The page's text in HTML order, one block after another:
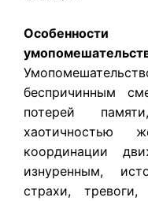
беспричинным
потерей
хаотичностью
координации
изнуренным,
страхи,